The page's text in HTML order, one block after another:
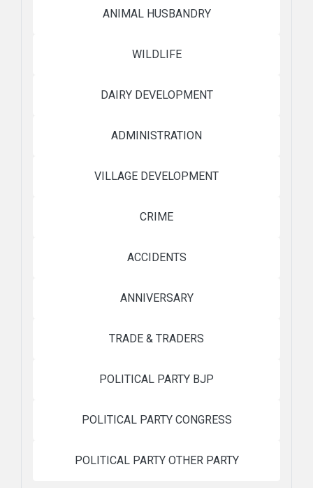
ANIMAL HUSBANDRY
WILDLIFE
DAIRY DEVELOPMENT
ADMINISTRATION
VILLAGE DEVELOPMENT
CRIME
ACCIDENTS
ANNIVERSARY
TRADE & TRADERS
POLITICAL PARTY BJP
POLITICAL PARTY CONGRESS
POLITICAL PARTY OTHER PARTY